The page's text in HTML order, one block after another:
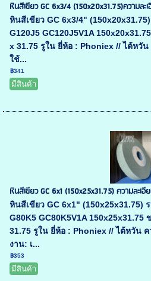
หินสีเขียว GC 6x3/4 (150x20x31.75)ความละ
หินสีเขียว GC 6x3/4"
G120J5 GC120J5V1A
x 31.75 รูใน ยี่ห้อ : Phoniex // ไต้หวัน
ใช้...
฿341
มีสินค้า
หินสีเขียว GC 6x1 (150x25x31.75) ความละเ
หินสีเขียว GC 6x1" (150x25x31.75)
G80K5 GC80K5V1A 150x25x31.75
31.75 รูใน ยี่ห้อ : Phoniex // ไต้หวัน
งาน: เ...
฿353
มีสินค้า